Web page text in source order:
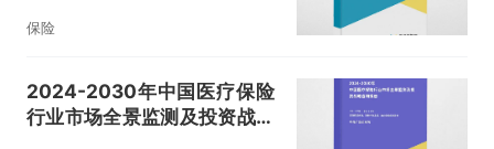
保险
2024-2030年中国医疗保险
行业市场全景监测及投资战略